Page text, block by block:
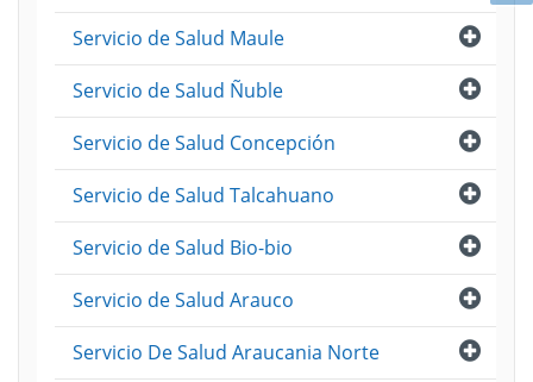
Abrir
Servicio de Salud Maule
Abrir
Servicio de Salud Ñuble
Abrir
Servicio de Salud Concepción
Abrir
Servicio de Salud Talcahuano
Abrir
Servicio de Salud Bio-bio
Abrir
Servicio de Salud Arauco
Abrir
Servicio De Salud Araucania Norte